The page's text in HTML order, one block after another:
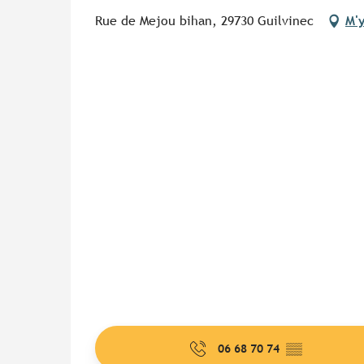
Rue de Mejou bihan, 29730 Guilvinec
06 68 70 74 ▒▒